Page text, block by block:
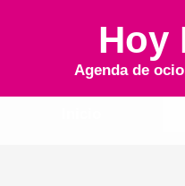
Hoy
Agenda de